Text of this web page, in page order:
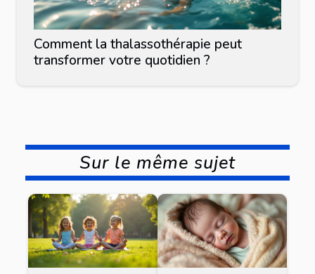
Comment la thalassothérapie peut
transformer votre quotidien ?
Sur le même sujet